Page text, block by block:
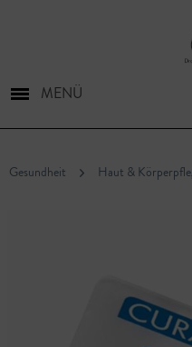
MENÜ
Gesundheit Haut &